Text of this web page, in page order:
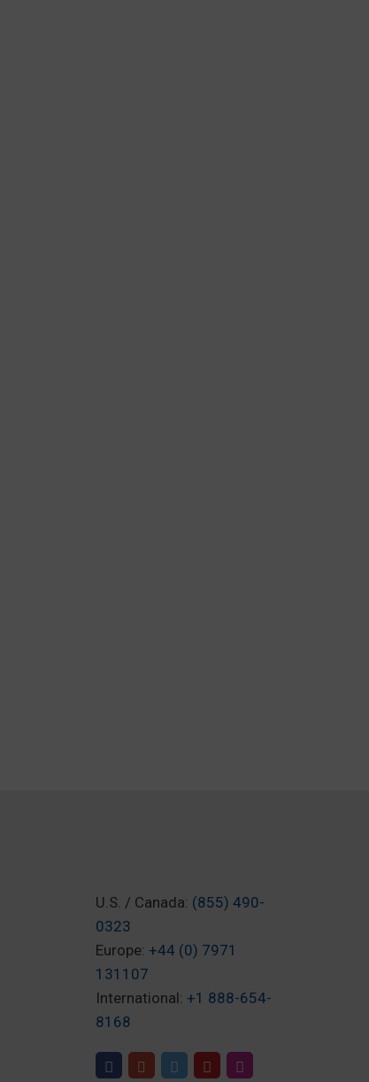
U.S. / Canada: (855) 490-
0323
Europe: +44 (0) 7971
131107
International: +1 888-654-
8168